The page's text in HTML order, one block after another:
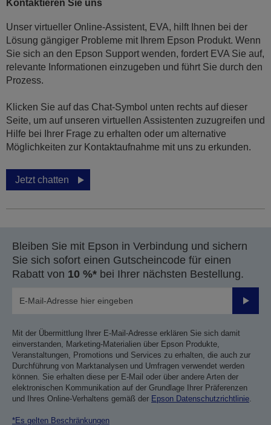
Kontaktieren Sie uns
Unser virtueller Online-Assistent, EVA, hilft Ihnen bei der
Lösung gängiger Probleme mit Ihrem Epson Produkt. Wenn
Sie sich an den Epson Support wenden, fordert EVA Sie auf,
relevante Informationen einzugeben und führt Sie durch den
Prozess.
Klicken Sie auf das Chat-Symbol unten rechts auf dieser
Seite, um auf unseren virtuellen Assistenten zuzugreifen und
Hilfe bei Ihrer Frage zu erhalten oder um alternative
Möglichkeiten zur Kontaktaufnahme mit uns zu erkunden.
Jetzt chatten
Bleiben Sie mit Epson in Verbindung und sichern
Sie sich sofort einen Gutscheincode für einen
Rabatt von 10 %* bei Ihrer nächsten Bestellung.
Mit der Übermittlung Ihrer E-Mail-Adresse erklären Sie sich damit
einverstanden, Marketing-Materialien über Epson Produkte,
Veranstaltungen, Promotions und Services zu erhalten, die auch zur
Durchführung von Marktanalysen und Umfragen verwendet werden
können. Sie erhalten diese per E-Mail oder über andere Arten der
elektronischen Kommunikation auf der Grundlage Ihrer Präferenzen
und Ihres Online-Verhaltens gemäß der Epson Datenschutzrichtlinie.
*Es gelten Beschränkungen